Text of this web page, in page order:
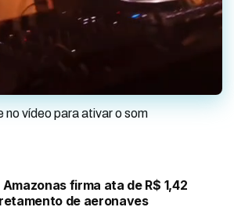
no vídeo para ativar o som
firma ata de R$ 1,42
de aeronaves